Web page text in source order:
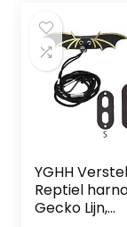
YGHH
Reptiel
Gecko Lijn,